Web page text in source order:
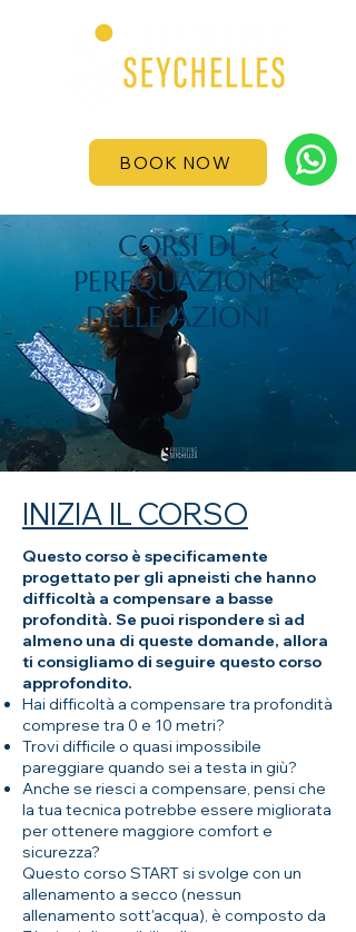
BOOK NOW
CORSI DI
PEREQUAZIONE
DELLE AZIONI
INIZIA IL CORSO
Questo corso è specificamente
progettato per gli apneisti che hanno
difficoltà a compensare a basse
profondità. Se puoi rispondere sì ad
almeno una di queste domande, allora
ti consigliamo di seguire questo corso
approfondito.
Hai difficoltà a compensare tra profondità
comprese tra 0 e 10 metri?
Trovi difficile o quasi impossibile
pareggiare quando sei a testa in giù?
Anche se riesci a compensare, pensi che
la tua tecnica potrebbe essere migliorata
per ottenere maggiore comfort e
sicurezza?
Questo corso START si svolge con un
allenamento a secco (nessun
allenamento sott'acqua), è composto da